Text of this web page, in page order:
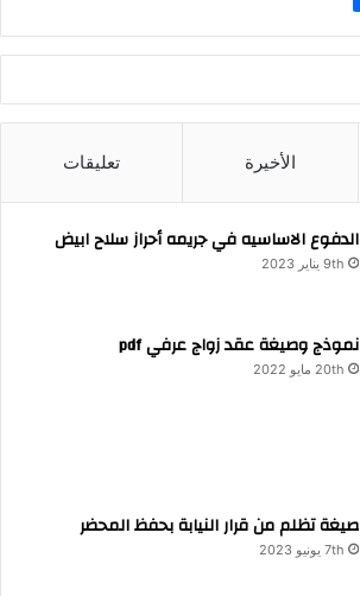
الأخيرة تعليقات
الدفوع الاساسيه في جريمه أحراز سلاح ابيض
9th يناير 2023
نموذج وصيغة عقد زواج عرفي pdf
20th مايو 2022
صيغة تظلم من قرار النيابة بحفظ المحضر
7th يونيو 2023